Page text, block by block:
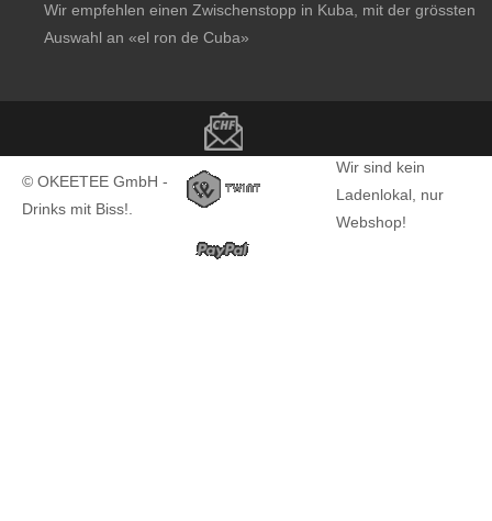
© OKEETEE GmbH -
Drinks mit Biss!.
Wir sind kein
Ladenlokal, nur
Webshop!
Wir empfehlen einen Zwischenstopp in Kuba, mit der grössten
Auswahl an «el ron de Cuba»